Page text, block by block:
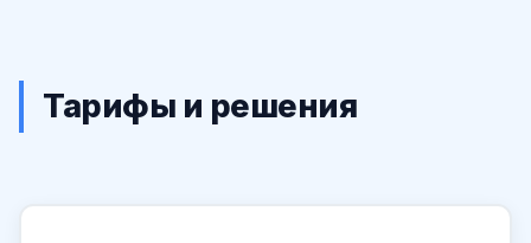
Тарифы и решения